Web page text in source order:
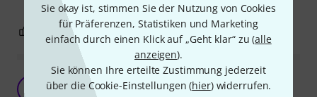
Sie okay ist, stimmen Sie der Nutzung von Cookies
für Präferenzen, Statistiken und Marketing
einfach durch einen Klick auf „Geht klar“ zu (alle
anzeigen).
Sie können Ihre erteilte Zustimmung jederzeit
über die Cookie-Einstellungen (hier) widerrufen.
0 BEWERTUNG MELDEN
Ein muss !